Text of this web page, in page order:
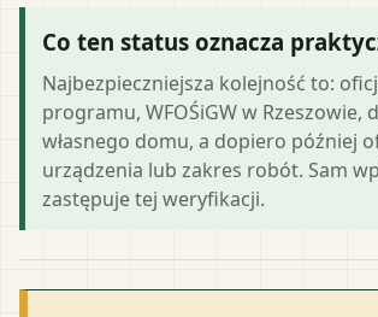
Co ten status oznacza
Najbezpieczniejsza kolejność to:
programu, WFOŚiGW w Rzeszowie,
własnego domu, a dopiero później
urządzenia lub zakres robót. Sam
zastępuje tej weryfikacji.